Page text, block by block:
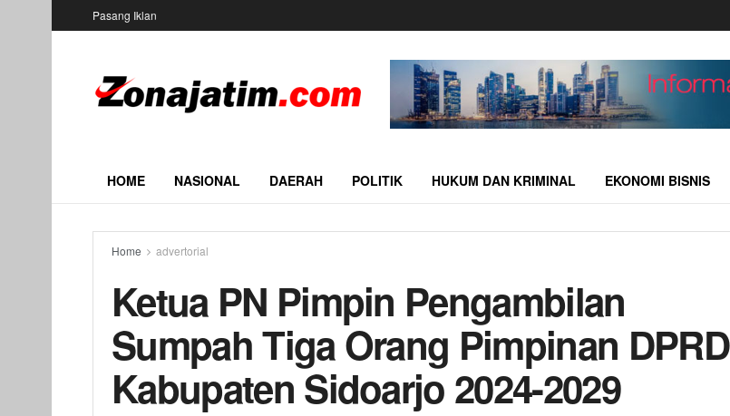
Pasang Iklan
HOME NASIONAL DAERAH POLITIK HUKUM DAN KRIMINAL EKONOMI BISNIS
Home advertorial
Ketua PN Pimpin Pengambilan
Sumpah Tiga Orang Pimpinan DPRD
Kabupaten Sidoarjo 2024-2029